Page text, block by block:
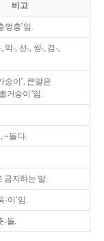
비고
껑충’임.
막-, 선-, 쌍-, 검-,
숭이’, 큰말은
거숭이’임.
~들다.
금지하는 말.
-이’임.
-돌.